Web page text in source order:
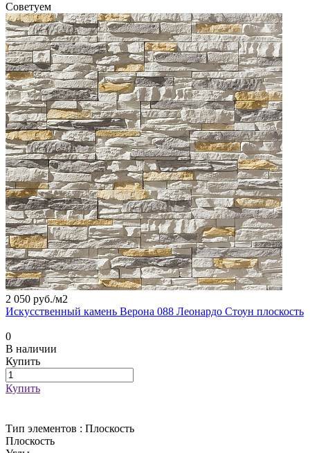
Советуем
2 050 руб./м2
Искусственный камень Верона 088 Леонардо Стоун плоскость
0
В наличии
Купить
Купить
Тип элементов : Плоскость
Плоскость